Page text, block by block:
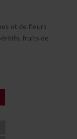
et de fleurs
fruits de